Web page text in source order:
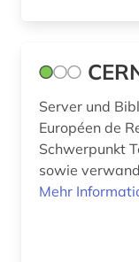
studium (1)
technik (10)
Server und
Européen de Recherche Nucleaire mit
Schwerpunkt
sowie
Mehr